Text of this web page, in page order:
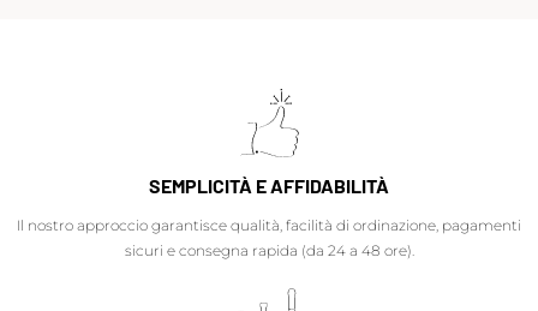
SEMPLICITÀ E AFFIDABILITÀ
Il nostro approccio garantisce qualità, facilità di ordinazione, pagamenti
sicuri e consegna rapida (da 24 a 48 ore).